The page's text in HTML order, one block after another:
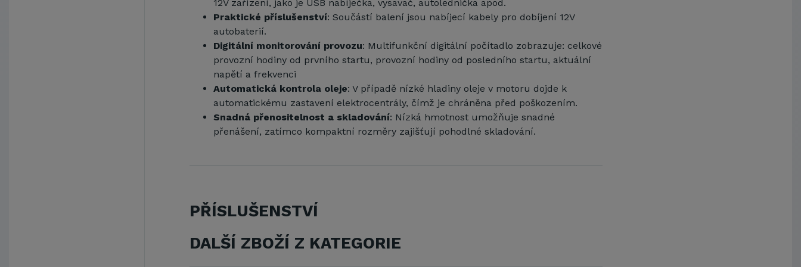
12V zařízení, jako je USB nabíječka, vysavač, autolednička apod.
Praktické příslušenství: Součástí balení jsou nabíjecí kabely pro dobíjení 12V
autobaterií.
Digitální monitorování provozu: Multifunkční digitální počítadlo zobrazuje: celkové
provozní hodiny od prvního startu, provozní hodiny od posledního startu, aktuální
napětí a frekvenci
Automatická kontrola oleje: V případě nízké hladiny oleje v motoru dojde k
automatickému zastavení elektrocentrály, čímž je chráněna před poškozením.
Snadná přenositelnost a skladování: Nízká hmotnost umožňuje snadné
přenášení, zatímco kompaktní rozměry zajišťují pohodlné skladování.
PŘÍSLUŠENSTVÍ
DALŠÍ ZBOŽÍ Z KATEGORIE